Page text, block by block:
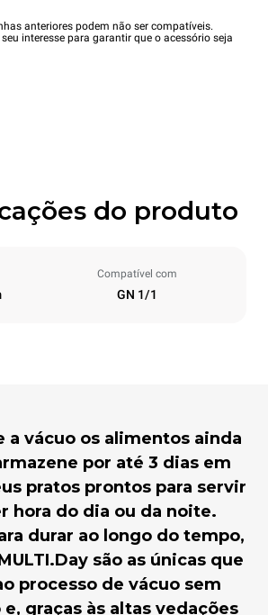
anteriores podem não ser compatíveis.
interesse para garantir que o acessório seja
do produto
Compatível com
GN 1/1
a vácuo os alimentos ainda
por até 3 dias em
pratos prontos para servir
hora do dia ou da noite.
durar ao longo do tempo,
são as únicas que
processo de vácuo sem
graças às altas vedações